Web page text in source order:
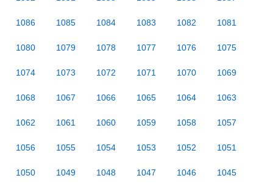
1086 1085 1084 1083 1082 1081
1080 1079 1078 1077 1076 1075
1074 1073 1072 1071 1070 1069
1068 1067 1066 1065 1064 1063
1062 1061 1060 1059 1058 1057
1056 1055 1054 1053 1052 1051
1050 1049 1048 1047 1046 1045